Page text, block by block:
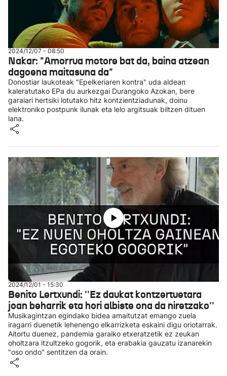
2024/12/07 - 08:50
Nakar: "Amorrua motore bat da, baina atzean
dagoena maitasuna da"
Donostiar laukoteak "Epelkeriaren kontra" uda aldean
kaleratutako EPa du aurkezgai Durangoko Azokan, bere
garaiari hertsiki lotutako hitz kontzientziadunak, doinu
elektroniko postpunk ilunak eta lelo argitsuak biltzen dituen
lana.
2024/12/01 - 15:30
Benito Lertxundi: ''Ez daukat kontzertuetara
joan beharrik eta hori albiste ona da niretzako''
Musikagintzan egindako bidea amaitutzat emango zuela
iragarri duenetik lehenengo elkarrizketa eskaini digu oriotarrak.
Aitortu duenez, pandemia garaiko etxeratzetik ez zeukan
oholtzara itzultzeko gogorik, eta erabakia gauzatu izanarekin
"oso ondo" sentitzen da orain.